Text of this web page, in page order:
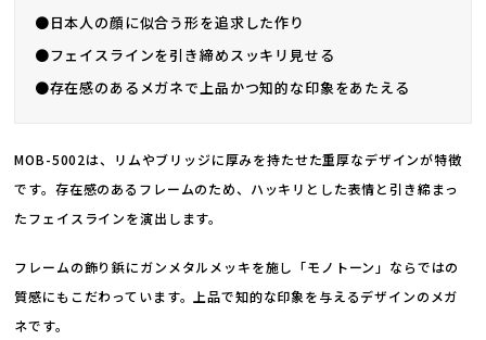
●日本人の顔に似合う形を追求した作り
●フェイスラインを引き締めスッキリ見せる
●存在感のあるメガネで上品かつ知的な印象をあたえる
MOB-5002は、リムやブリッジに厚みを持たせた重厚なデザインが特徴
です。存在感のあるフレームのため、ハッキリとした表情と引き締まっ
たフェイスラインを演出します。
フレームの飾り鋲にガンメタルメッキを施し「モノトーン」ならではの
質感にもこだわっています。上品で知的な印象を与えるデザインのメガ
ネです。